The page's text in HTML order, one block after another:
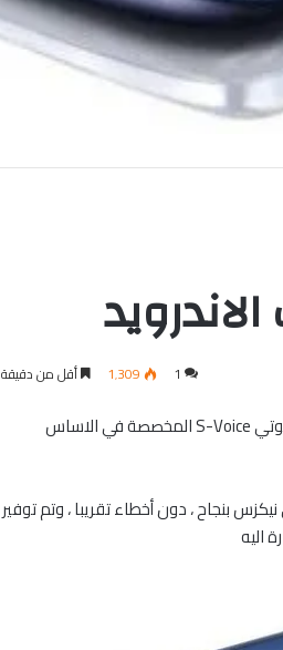
1 1٬309 أقل من دقيقة
بجلب ميزة المساعد الصوتي S-Voice المخصصة في الاساس
بنجاح ، دون أخطاء تقريبا ، وتم توفير